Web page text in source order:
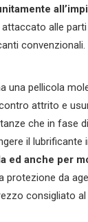
alle
convenzionali.
una pellicola
attrito e
che in fase
il lubrificante
ed anche per
protezione da
consigliato al